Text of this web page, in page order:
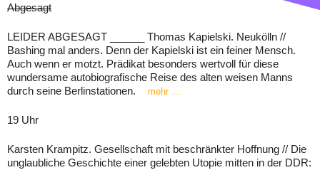
Abgesagt
LEIDER ABGESAGT ______ Thomas Kapielski. Neukölln //
Bashing mal anders. Denn der Kapielski ist ein feiner Mensch.
Auch wenn er motzt. Prädikat besonders wertvoll für diese
wundersame autobiografische Reise des alten weisen Manns
durch seine Berlinstationen.
mehr …
19 Uhr
Karsten Krampitz. Gesellschaft mit beschränkter Hoffnung // Die
unglaubliche Geschichte einer gelebten Utopie mitten in der DDR: